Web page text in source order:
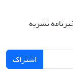
نشریه
اشتراک